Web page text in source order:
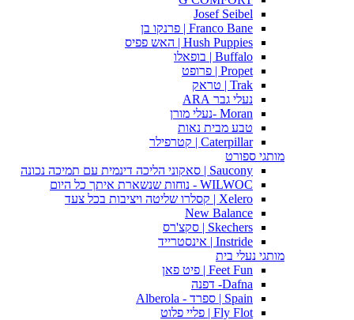
Josef Seibel
Franco Bane | פרנקו בן
Hush Puppies | האש פפיס
Buffalo | בופאלו
Propet | פרופט
Trak | טראק
נעלי גבר ARA
Moran -נעלי מורן
טבע מבית נאות
Caterpillar | קטרפילר
מותגי ספורט
Saucony | סאקוני הליכה דינמית עם תמיכה נכונה
WILWOC - נוחות שנשארת איתך כל היום
Xelero | קסלרו שליטה ויציבות בכל צעד
New Balance
Skechers | סקצ'רס
Instride | אינסטרייד
מותגי נעלי בית
Feet Fun | פיט פאן
Dafna- דפנה
Spain | ספרד - Alberola
Fly Flot | פליי פלוט